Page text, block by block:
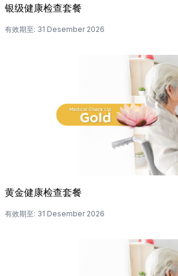
银级健康检查套餐
有效期至: 31 Desember 2026
黄金健康检查套餐
有效期至: 31 Desember 2026